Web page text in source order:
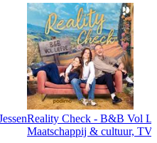
Reality Check - B&B Vol
Maatschappij & cultuur,